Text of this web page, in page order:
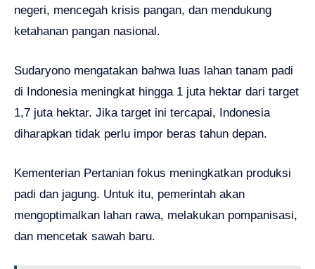
negeri, mencegah krisis pangan, dan mendukung
ketahanan pangan nasional.
Sudaryono mengatakan bahwa luas lahan tanam padi
di Indonesia meningkat hingga 1 juta hektar dari target
1,7 juta hektar. Jika target ini tercapai, Indonesia
diharapkan tidak perlu impor beras tahun depan.
Kementerian Pertanian fokus meningkatkan produksi
padi dan jagung. Untuk itu, pemerintah akan
mengoptimalkan lahan rawa, melakukan pompanisasi,
dan mencetak sawah baru.